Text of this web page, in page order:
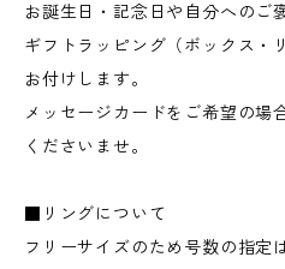
お誕生日・記念日や自分へのご
ギフトラッピング（ボックス・
お付けします。
メッセージカードをご希望の場
くださいませ。
■リングについて
フリーサイズのため号数の指定